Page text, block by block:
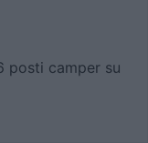
posti camper su